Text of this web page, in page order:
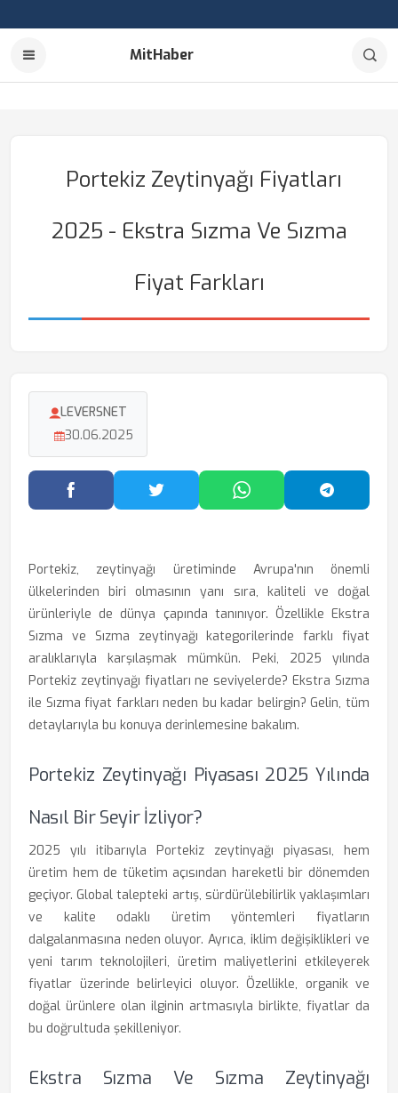
MitHaber
Portekiz Zeytinyağı Fiyatları
2025 - Ekstra Sızma Ve Sızma
Fiyat Farkları
LEVERSNET
30.06.2025
Facebook'ta PaylaşTwitter'da PaylaşWhatsApp'ta Paylaş
Portekiz, zeytinyağı üretiminde Avrupa'nın önemli
ülkelerinden biri olmasının yanı sıra, kaliteli ve doğal
ürünleriyle de dünya çapında tanınıyor. Özellikle Ekstra
Sızma ve Sızma zeytinyağı kategorilerinde farklı fiyat
aralıklarıyla karşılaşmak mümkün. Peki, 2025 yılında
Portekiz zeytinyağı fiyatları ne seviyelerde? Ekstra Sızma
ile Sızma fiyat farkları neden bu kadar belirgin? Gelin, tüm
detaylarıyla bu konuya derinlemesine bakalım.
Portekiz Zeytinyağı Piyasası 2025 Yılında
Nasıl Bir Seyir İzliyor?
2025 yılı itibarıyla Portekiz zeytinyağı piyasası, hem
üretim hem de tüketim açısından hareketli bir dönemden
geçiyor. Global talepteki artış, sürdürülebilirlik yaklaşımları
ve kalite odaklı üretim yöntemleri fiyatların
dalgalanmasına neden oluyor. Ayrıca, iklim değişiklikleri ve
yeni tarım teknolojileri, üretim maliyetlerini etkileyerek
fiyatlar üzerinde belirleyici oluyor. Özellikle, organik ve
doğal ürünlere olan ilginin artmasıyla birlikte, fiyatlar da
bu doğrultuda şekilleniyor.
Ekstra Sızma Ve Sızma Zeytinyağı